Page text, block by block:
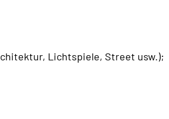
Lichtspiele, Street usw.);